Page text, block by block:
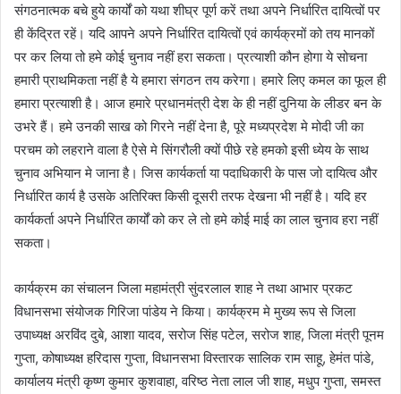
संगठनात्मक बचे हुये कार्यों को यथा शीघ्र पूर्ण करें तथा अपने निर्धारित दायित्वों पर
ही केंद्रित रहें। यदि आपने अपने निर्धारित दायित्वों एवं कार्यक्रमों को तय मानकों
पर कर लिया तो हमे कोई चुनाव नहीं हरा सकता। प्रत्याशी कौन होगा ये सोचना
हमारी प्राथमिकता नहीं है ये हमारा संगठन तय करेगा। हमारे लिए कमल का फूल ही
हमारा प्रत्याशी है। आज हमारे प्रधानमंत्री देश के ही नहीं दुनिया के लीडर बन के
उभरे हैं। हमे उनकी साख को गिरने नहीं देना‌ है, पूरे मध्यप्रदेश मे मोदी जी का
परचम‌ को लहराने वाला‌ है ऐसे मे सिंगरौली क्यों पीछे रहे हमको इसी ध्येय के साथ
चुनाव अभियान मे जाना है। जिस कार्यकर्ता या पदाधिकारी के पास जो दायित्व और
निर्धारित कार्य है उसके अतिरिक्त किसी दूसरी तरफ देखना‌ भी नहीं है। यदि हर
कार्यकर्ता अपने निर्धारित कार्यों को कर ले तो हमे कोई माई का लाल चुनाव हरा नहीं
सकता।
कार्यक्रम का संचालन जिला महामंत्री सुंदरलाल शाह ने तथा आभार प्रकट
विधानसभा संयोजक गिरिजा पांडेय ने किया। कार्यक्रम मे मुख्य रूप से जिला
उपाध्यक्ष अरविंद दुबे, आशा यादव, सरोज सिंह पटेल, सरोज शाह, जिला मंत्री पूनम
गुप्ता, कोषाध्यक्ष हरिदास गुप्ता, विधानसभा विस्तारक सालिक राम साहू, हेमंत पांडे,
कार्यालय मंत्री कृष्ण कुमार कुशवाहा, वरिष्ठ नेता लाल जी शाह, मधुप गुप्ता, समस्त